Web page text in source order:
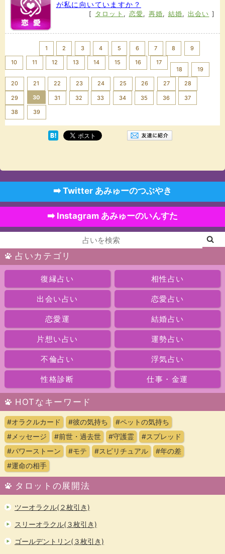
が私に向いていますか？
[ タロット , 恋愛, 再婚, 結婚, 出会い ]
1 2 3 4 5 6 7 8 9
10 11 12 13 14 15 16
17
18
19
20 21 22 23 24 25 26 27 28
29 30 31 32 33 34 35 36 37
38 39
➡️ Twitter あみゅーのつぶやき
➡️ Instagram あみゅーのいんすた
占いカテゴリ
復縁占い 相性占い
出会い占い 恋愛占い
恋愛運 結婚占い
片想い占い 運勢占い
不倫占い 浮気占い
性格診断 仕事・金運
HOTなキーワード
#オラクルカード #彼の気持ち
#ペットの気持ち
#メッセージ
#前世・過去世 #守護霊
#スプレッド
#パワーストーン
#モテ #スピリチュアル
#年の差
#運命の相手
タロットの展開法
ツーオラクル(２枚引き)
スリーオラクル(３枚引き)
ゴールデントリン(３枚引き)